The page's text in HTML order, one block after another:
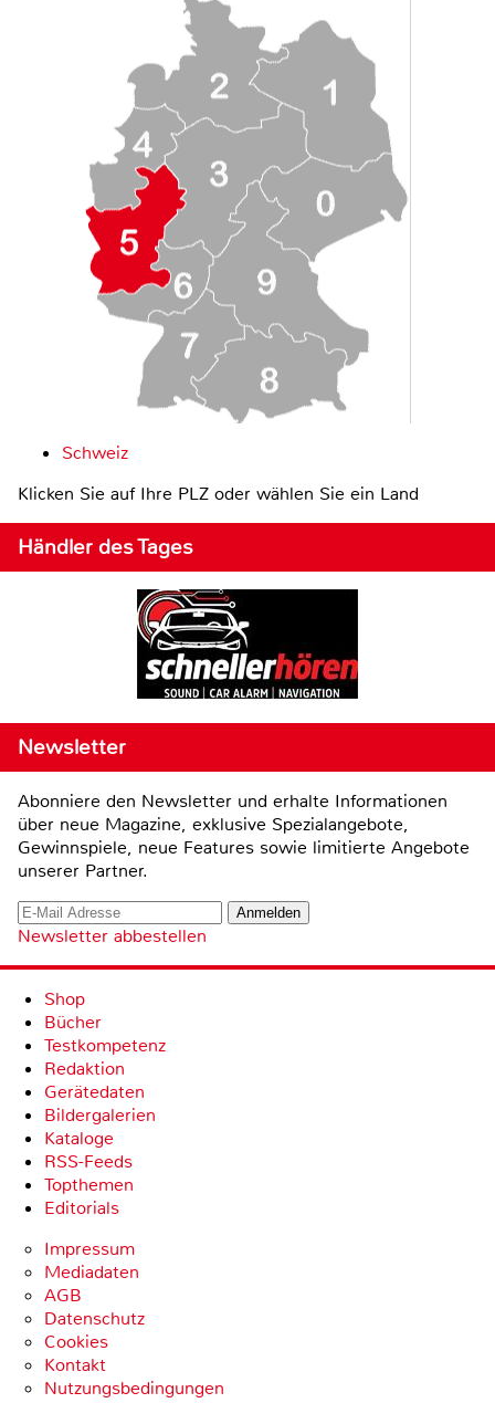
Schweiz
Klicken Sie auf Ihre PLZ oder wählen Sie ein Land
Händler des Tages
Newsletter
Abonniere den Newsletter und erhalte Informationen
über neue Magazine, exklusive Spezialangebote,
Gewinnspiele, neue Features sowie limitierte Angebote
unserer Partner.
Newsletter abbestellen
Shop
Bücher
Testkompetenz
Redaktion
Gerätedaten
Bildergalerien
Kataloge
RSS-Feeds
Topthemen
Editorials
Impressum
Mediadaten
AGB
Datenschutz
Cookies
Kontakt
Nutzungsbedingungen